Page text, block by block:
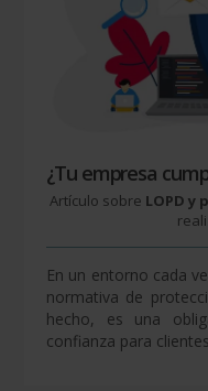
¿Tu empresa
Artículo sobre LOPD y
En un entorno cada
normativa de
hecho, es una
confianza para